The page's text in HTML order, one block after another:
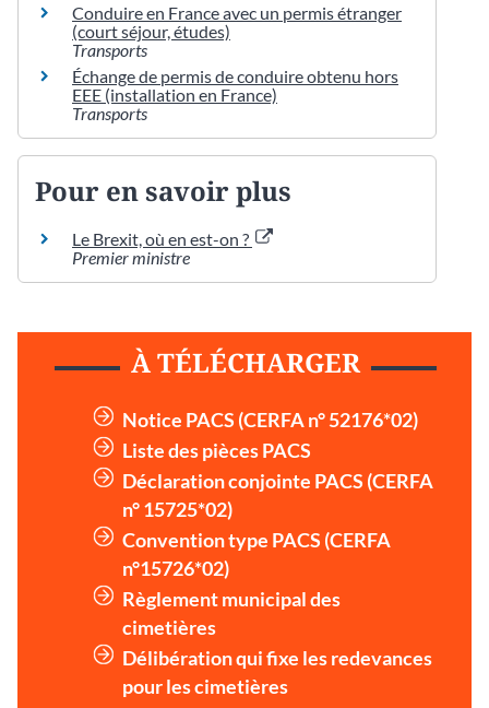
Conduire en France avec un permis étranger
(court séjour, études)
Transports
Échange de permis de conduire obtenu hors
EEE (installation en France)
Transports
Pour en savoir plus
Le Brexit, où en est-on ?
Premier ministre
À TÉLÉCHARGER
Notice PACS (CERFA n° 52176*02)
Liste des pièces PACS
Déclaration conjointe PACS (CERFA
n° 15725*02)
Convention type PACS (CERFA
n°15726*02)
Règlement municipal des
cimetières
Délibération qui fixe les redevances
pour les cimetières